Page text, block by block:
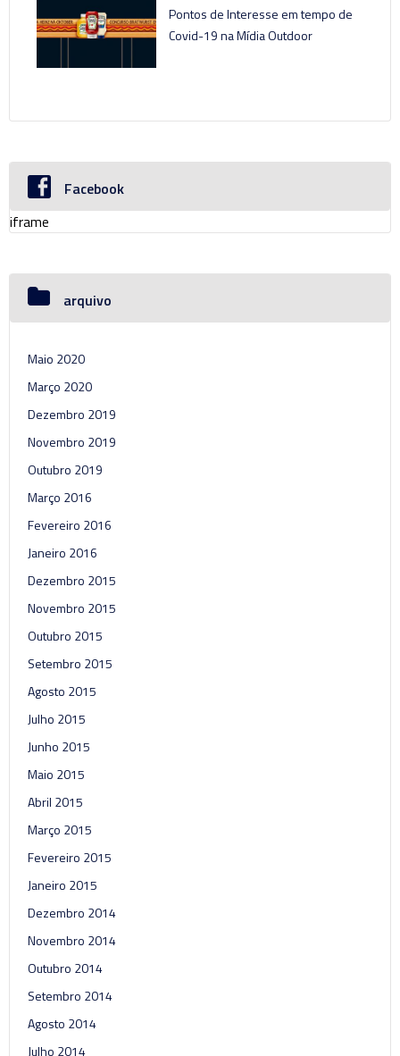
Pontos de Interesse em tempo de
Covid-19 na Mídia Outdoor
Facebook
iframe
arquivo
Maio 2020
Março 2020
Dezembro 2019
Novembro 2019
Outubro 2019
Março 2016
Fevereiro 2016
Janeiro 2016
Dezembro 2015
Novembro 2015
Outubro 2015
Setembro 2015
Agosto 2015
Julho 2015
Junho 2015
Maio 2015
Abril 2015
Março 2015
Fevereiro 2015
Janeiro 2015
Dezembro 2014
Novembro 2014
Outubro 2014
Setembro 2014
Agosto 2014
Julho 2014